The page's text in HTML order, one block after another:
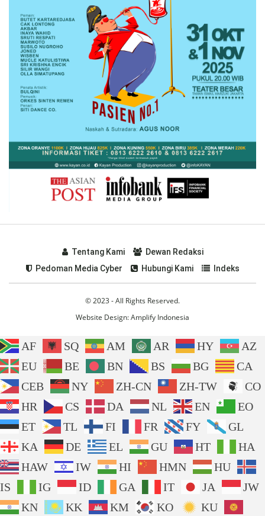
Tentang Kami
Dewan Redaksi
Pedoman Media Cyber
Hubungi Kami Indeks
© 2023 - All Rights Reserved.
Website Design:Amplify Indonesia
AF SQ AM AR HY
AZ
EU
BE BN BS BG
CA
CEB
NY ZH-CN ZH-TW
CO
HR
CS DA NL EN
EO
ET
TL FI FR FY
GL
KA
DE EL GU HT
HA
HAW
IW HI HMN
HU
IS
IG ID GA IT JA
JW
KN
KK KM KO KU